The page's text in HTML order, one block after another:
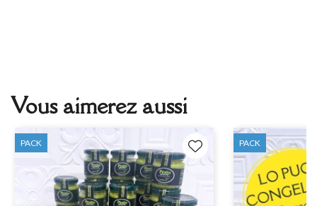
Vous aimerez aussi
PACK PACK